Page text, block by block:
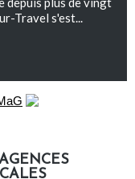
Travel s'est...